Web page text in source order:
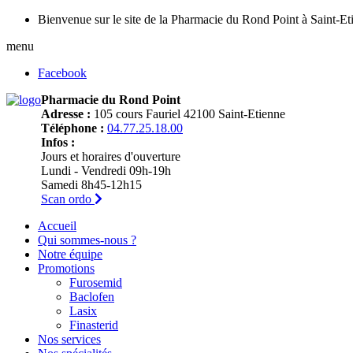
Bienvenue sur le site de la Pharmacie du Rond Point à Saint-
menu
Facebook
Pharmacie du Rond Point
Adresse : 105 cours Fauriel 42100 Saint-Etienne
Téléphone : 04.77.25.18.00
Infos :
Jours et horaires d'ouverture
Lundi - Vendredi 09h-19h
Samedi 8h45-12h15
Scan ordo
Accueil
Qui sommes-nous ?
Notre équipe
Promotions
Furosemid
Baclofen
Lasix
Finasterid
Nos services